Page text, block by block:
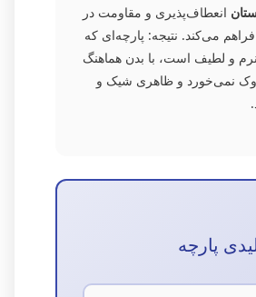
انعطاف‌پذیری و مقاومت در
می‌کند. نتیجه: پارچه‌ای که
و لطیف است، با بدن هماهنگ
نمی‌خورد و ظاهری شیک و
پارچه